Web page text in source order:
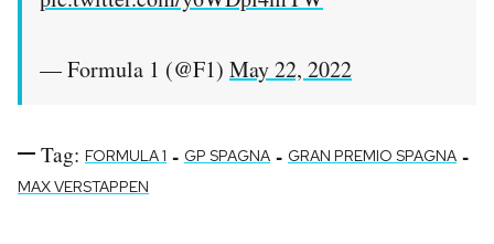
— Formula 1 (@F1) May 22, 2022
Tag: FORMULA 1 - GP SPAGNA - GRAN PREMIO SPAGNA -
MAX VERSTAPPEN